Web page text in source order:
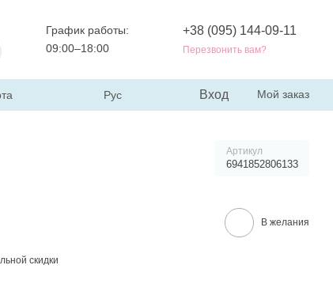
График работы:
09:00–18:00
+38 (095) 144-09-11
Перезвонить вам?
Рус Вход Мой заказ
Артикул
6941852806133
В желания
скидки